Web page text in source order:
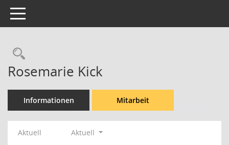
Toggle navigation
Rechercheauswahl
Rosemarie Kick
Informationen Mitarbeit
Aktuell
Aktuell